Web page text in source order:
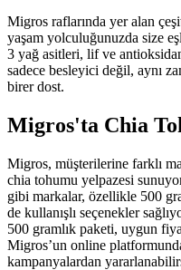
Migros raflarında yer alan
yaşam yolculuğunuzda size
3 yağ asitleri, lif ve
sadece besleyici değil, aynı
birer dost.
Migros'ta Chia
Migros, müşterilerine farklı
chia tohumu yelpazesi
gibi markalar, özellikle 500
de kullanışlı seçenekler
500 gramlık paketi, uygun
Migros’un online
kampanyalardan